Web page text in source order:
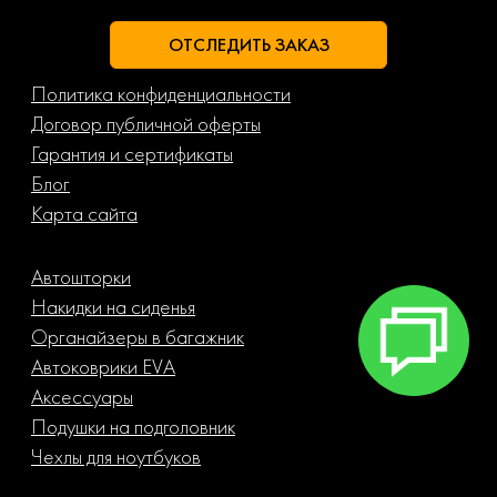
ОТСЛЕДИТЬ ЗАКАЗ
Политика конфиденциальности
Договор публичной оферты
Гарантия и сертификаты
Блог
Карта сайта
Автошторки
Накидки на сиденья
Органайзеры в багажник
Автоковрики EVA
Аксессуары
Подушки на подголовник
Чехлы для ноутбуков